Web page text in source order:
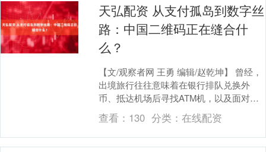
天弘配资 从支付孤岛到数字丝
路：中国二维码正在缝合什
么？
【文/观察者网 王勇 编辑/赵乾坤】 曾经，
出境旅行往往意味着在银行排队兑换外
币、抵达机场后寻找ATM机，以及面对陌
生支付体系时的不便与不确定。如今，随
着中国移....
查看： 130 分类： 在线配资